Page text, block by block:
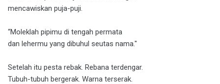
mencawiskan puja-puji.
“Moleklah pipimu di tengah permata
dan lehermu yang dibuhul seutas nama."
Setelah itu pesta rebak. Rebana terdengar.
Tubuh-tubuh bergerak. Warna terserak.